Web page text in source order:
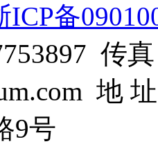
ICP备
传
地
9号